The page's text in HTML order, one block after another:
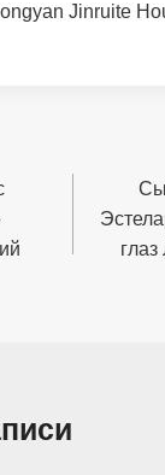
Jinruite